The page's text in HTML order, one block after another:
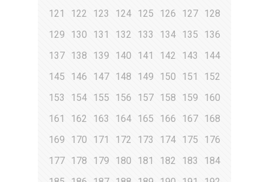
121
122 123 124 125 126 127 128
129
130 131 132 133 134 135
136
137 138 139 140 141 142 143
144
145
146 147 148 149 150 151
152
153
154 155 156 157 158 159
160
161
162 163 164 165 166 167 168
169
170 171 172 173 174 175
176
177 178 179 180 181 182 183
184